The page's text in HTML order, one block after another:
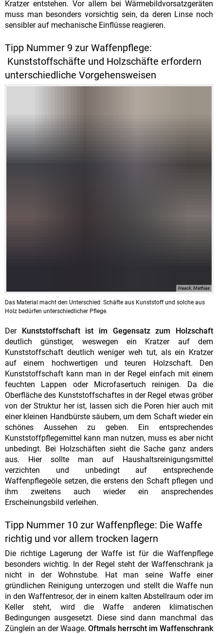
Kratzer entstehen. Vor allem bei Wärmebildvorsatzgeräten
muss man besonders vorsichtig sein, da deren Linse noch
sensibler auf mechanische Einflüsse reagieren.
Tipp Nummer 9 zur Waffenpflege:
Kunststoffschäfte und Holzschäfte erfordern
unterschiedliche Vorgehensweisen
Haack, Mathias
Das Material macht den Unterschied: Schäfte aus Kunststoff und solche aus
Holz bedürfen unterschiedlicher Pflege.
DerKunststoffschaft ist im Gegensatz zum Holzschaft
deutlich günstiger, weswegen ein Kratzer auf dem
Kunststoffschaft deutlich weniger weh tut, als ein Kratzer
auf einem hochwertigen und teuren Holzschaft. Den
Kunststoffschaft kann man in der Regel einfach mit einem
feuchten Lappen oder Microfasertuch reinigen. Da die
Oberfläche des Kunststoffschaftes in der Regel etwas gröber
von der Struktur her ist, lassen sich die Poren hier auch mit
einer kleinen Handbürste säubern, um dem Schaft wieder ein
schönes Aussehen zu geben. Ein entsprechendes
Kunststoffpflegemittel kann man nutzen, muss es aber nicht
unbedingt. Bei Holzschäften sieht die Sache ganz anders
aus. Hier sollte man auf Haushaltsreinigungsmittel
verzichten und unbedingt auf entsprechende
Waffenpflegeöle setzen, die erstens den Schaft pflegen und
ihm zweitens auch wieder ein ansprechendes
Erscheinungsbild verleihen.
Tipp Nummer 10 zur Waffenpflege: Die Waffe
richtig und vor allem trocken lagern
Die richtige Lagerung der Waffe ist für die Waffenpflege
besonders wichtig. In der Regel steht der Waffenschrank ja
nicht in der Wohnstube. Hat man seine Waffe einer
gründlichen Reinigung unterzogen und stellt die Waffe nun
in den Waffentresor, der in einem kalten Abstellraum oder im
Keller steht, wird die Waffe anderen klimatischen
Bedingungen ausgesetzt. Diese sind dann manchmal das
Zünglein an der Waage. Oftmals herrscht im Waffenschrank